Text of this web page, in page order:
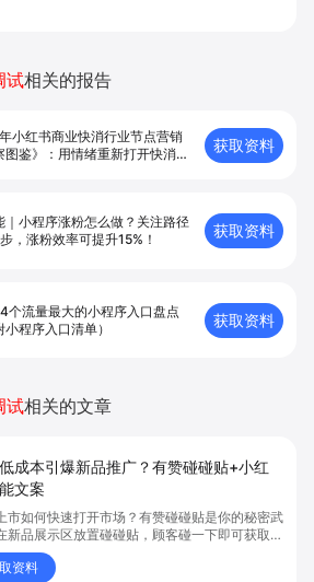
试相关的报告
小红书商业快消行业节点营销
图鉴》：用情绪重新打开快消节
获取资料
｜小程序涨粉怎么做？关注路径
，涨粉效率可提升15%！
获取资料
个流量最大的小程序入口盘点
小程序入口清单）
获取资料
试相关的文章
成本引爆新品推广？有赞碰碰贴+小红
文案
市如何快速打开市场？有赞碰碰贴是你的秘密武
新品展示区放置碰碰贴，顾客碰一下即可获取新
，包括产品特点、使用方法等。同时，借助有赞
能生成的小红书文案，顾客能轻松分享新品体
资料